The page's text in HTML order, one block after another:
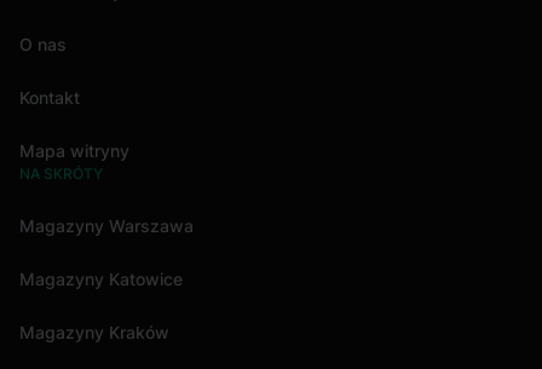
O nas
Kontakt
Mapa witryny
NA SKRÓTY
Magazyny Warszawa
Magazyny Katowice
Magazyny Kraków